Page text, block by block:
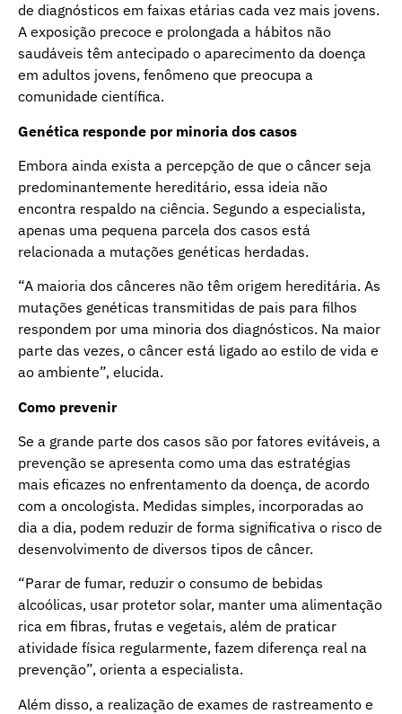
de diagnósticos em faixas etárias cada vez mais jovens.
A exposição precoce e prolongada a hábitos não
saudáveis têm antecipado o aparecimento da doença
em adultos jovens, fenômeno que preocupa a
comunidade científica.
Genética responde por minoria dos casos
Embora ainda exista a percepção de que o câncer seja
predominantemente hereditário, essa ideia não
encontra respaldo na ciência. Segundo a especialista,
apenas uma pequena parcela dos casos está
relacionada a mutações genéticas herdadas.
“A maioria dos cânceres não têm origem hereditária. As
mutações genéticas transmitidas de pais para filhos
respondem por uma minoria dos diagnósticos. Na maior
parte das vezes, o câncer está ligado ao estilo de vida e
ao ambiente”, elucida.
Como prevenir
Se a grande parte dos casos são por fatores evitáveis, a
prevenção se apresenta como uma das estratégias
mais eficazes no enfrentamento da doença, de acordo
com a oncologista. Medidas simples, incorporadas ao
dia a dia, podem reduzir de forma significativa o risco de
desenvolvimento de diversos tipos de câncer.
“Parar de fumar, reduzir o consumo de bebidas
alcoólicas, usar protetor solar, manter uma alimentação
rica em fibras, frutas e vegetais, além de praticar
atividade física regularmente, fazem diferença real na
prevenção”, orienta a especialista.
Além disso, a realização de exames de rastreamento e